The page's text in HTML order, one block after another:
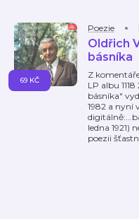
Poezie
Oldřich
básníka
Z
LP albu
básníka"
1982 a nyní
ledna 1921)
poezii
69 KČ